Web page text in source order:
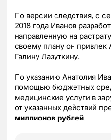
По версии следствия, с
2018 года Иванов
направленную на
своему плану он привлек
Галину Лазуткину.
По указанию Анатолия
помощью бюджетных
медицинские услуги в
от указанных действий
миллионов рублей.